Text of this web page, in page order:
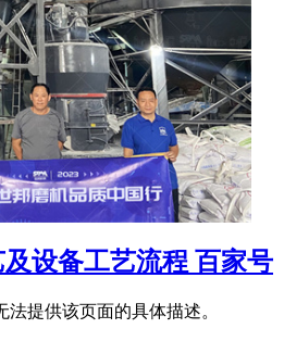
设备工艺流程 百家号
法提供该页面的具体描述。